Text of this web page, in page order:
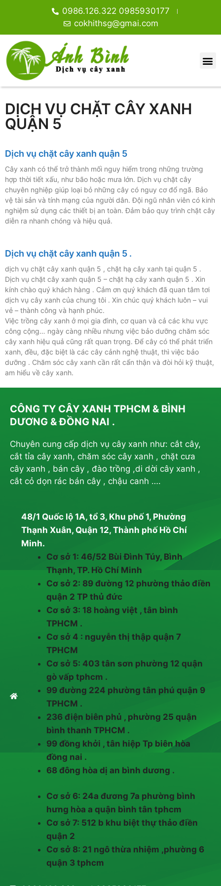
0986.126.322 0985930177
cokhithsg@gmai.com
DỊCH VỤ CHẶT CÂY XANH
QUẬN 5
Dịch vụ chặt cây xanh quận 5
Cây xanh có thể trở thành mối nguy hiểm trong những trường
hợp thời tiết xấu, như bão hoặc mưa lớn. Dịch vụ chặt cây
chuyên nghiệp giúp loại bỏ những cây có nguy cơ đổ ngã. Bảo
vệ tài sản và tính mạng của người dân. Đội ngũ nhân viên có kinh
nghiệm sử dụng các thiết bị an toàn. Đảm bảo quy trình chặt cây
diễn ra nhanh chóng và hiệu quả.
Dịch vụ chặt cây xanh quận 5 .
dịch vụ chặt cây xanh quận 5 , chặt hạ cây xanh tại quận 5 .
Dịch vụ chặt cây xanh quận 5 – chặt hạ cây xanh quận 5 . Xin
kính chào quý khách hàng . Cảm ơn quý khách đã quan tâm tơi
dịch vụ cây xanh của chung tôi . Xin chúc quý khách luôn – vui
vẻ – thành công và hạnh phúc.
Việc trồng cây xanh ở mọi gia đình, cơ quan và cả các khu vực
công cộng… ngày càng nhiều nhưng việc bảo dưỡng chăm sóc
cây xanh hiệu quả cũng rất quan trọng. Để cây có thể phát triển
xanh, đều, đặc biệt là các cây cảnh nghệ thuật, thì việc bảo
dưỡng . Chăm sóc cây xanh cần rất cẩn thận và đòi hỏi kỹ thuật,
am hiểu về cây xanh.
CÔNG TY CÂY XANH TPHCM & BÌNH
DƯƠNG & ĐỒNG NAI .
Chuyên cung cấp dịch vụ cây xanh như: cắt cây,
cắt tỉa cây xanh, chăm sóc cây xanh , chặt cưa
cây xanh , bán cây , đào trồng ,di dời cây xanh ,
cắt cỏ dọn rác bán cây , chậu canh ….
48/1 Quốc lộ 1A, tổ 3, Khu phố 1, Phường
Thạnh Xuân, Quận 12, Thành phố Hồ Chí
Minh.
Cơ sở 1: 46/52 Bùi Đình Túy, Bình
Thạnh, TP. Hồ Chí Minh
Cơ sở 2: 89 đường 12 phường thảo điền
quận 2 TP thủ đức
Cơ sở 3: 18 hoàng việt , tân bình
TPHCM .
Cơ sở 4 : nguyễn thị thập quận 7
TPHCM
Cơ sở 5: 403 tân sơn phường 12 quận
gò vấp tphcm .
99 đường 224 phường tân phú quận 9
TPHCM .
236 điện biên phủ , phường 25 quận
bình thanh TPHCM .
99 đồng khởi , tân hiệp Tp biên hòa
đồng nai .
68 đông hòa dị an bình dương .
Cơ sở 6: 24a đương 7a phường bình
hưng hòa a quận bình tân tphcm
Cơ sở 7: 512 b khu biệt thự thảo điền
quận 2
Cơ sở 8: 21 ngô thừa nhiệm ,phường 6
quận 3 tphcm